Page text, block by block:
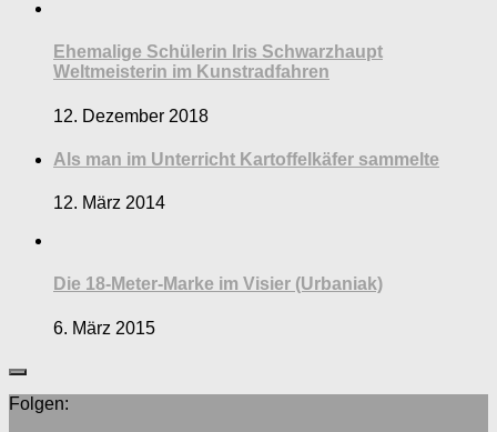
Ehemalige Schülerin Iris Schwarzhaupt
Weltmeisterin im Kunstradfahren
12. Dezember 2018
Als man im Unterricht Kartoffelkäfer sammelte
12. März 2014
Die 18-Meter-Marke im Visier (Urbaniak)
6. März 2015
Folgen: